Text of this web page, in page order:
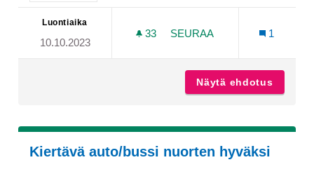
Luontiaika
10.10.2023
33 33 SEURAAJAA
SEURAA
1
Näytä ehdotus
Kiertävä auto/bussi nuorten hyväksi